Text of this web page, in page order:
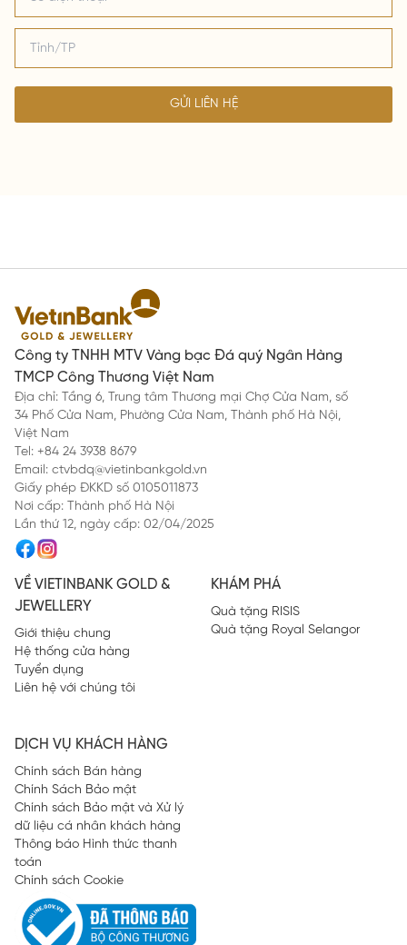
GỬI LIÊN HỆ
Công ty TNHH MTV Vàng bạc Đá quý Ngân Hàng
TMCP Công Thương Việt Nam
Địa chỉ: Tầng 6, Trung tâm Thương mại Chợ Cửa Nam, số
34 Phố Cửa Nam, Phường Cửa Nam, Thành phố Hà Nội,
Việt Nam
Tel: +84 24 3938 8679
Email: ctvbdq@vietinbankgold.vn
Giấy phép ĐKKD số 0105011873
Nơi cấp: Thành phố Hà Nội
Lần thứ 12, ngày cấp: 02/04/2025
VỀ VIETINBANK GOLD &
JEWELLERY
Giới thiệu chung
Hệ thống cửa hàng
Tuyển dụng
Liên hệ với chúng tôi
KHÁM PHÁ
Quà tặng RISIS
Quà tặng Royal Selangor
DỊCH VỤ KHÁCH HÀNG
Chính sách Bán hàng
Chính Sách Bảo mật
Chính sách Bảo mật và Xử lý
dữ liệu cá nhân khách hàng
Thông báo Hình thức thanh
toán
Chính sách Cookie